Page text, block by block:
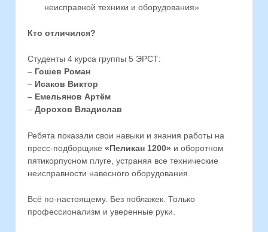
неисправной техники и оборудования»
Кто отличился?
Студенты 4 курса группы 5 ЭРСТ:
– Гошев Роман
– Исаков Виктор
– Емельянов Артём
– Дорохов Владислав
Ребята показали свои навыки и знания работы на
пресс-подборщике «Пеликан 1200» и оборотном
пятикорпусном плуге, устраняя все технические
неисправности навесного оборудования.
Всё по-настоящему. Без поблажек. Только
профессионализм и уверенные руки.